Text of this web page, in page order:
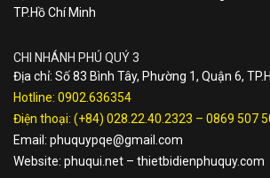
TP.Hồ Chí Minh
CHI NHÁNH PHÚ QUÝ 3
Địa chỉ: Số 83 Bình Tây, Phường 1, Quận 6,
Hotline: 0902.636354
Điện thoại: (+84) 028.22.40.2323 – 0869 507
Email: phuquypqe@gmail.com
Website: phuqui.net – thietbidienphuquy.com